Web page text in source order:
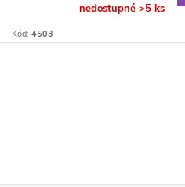
Kód: 4503
nedostupné >5 ks